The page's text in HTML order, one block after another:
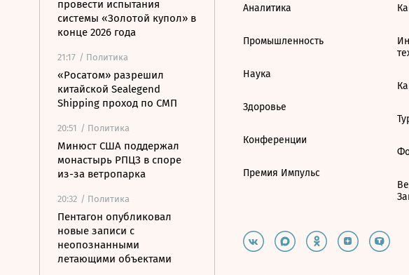
провести испытания
системы «Золотой купол» в
конце 2026 года
21:17 / Политика
«Росатом» разрешил
китайской Sealegend
Shipping проход по СМП
20:51 / Политика
Минюст США поддержал
монастырь РПЦЗ в споре
из-за ветропарка
20:32 / Политика
Пентагон опубликовал
новые записи с
неопознанными
летающими объектами
Аналитика
Промышленность
Наука
Здоровье
Конференции
Премия Импульс